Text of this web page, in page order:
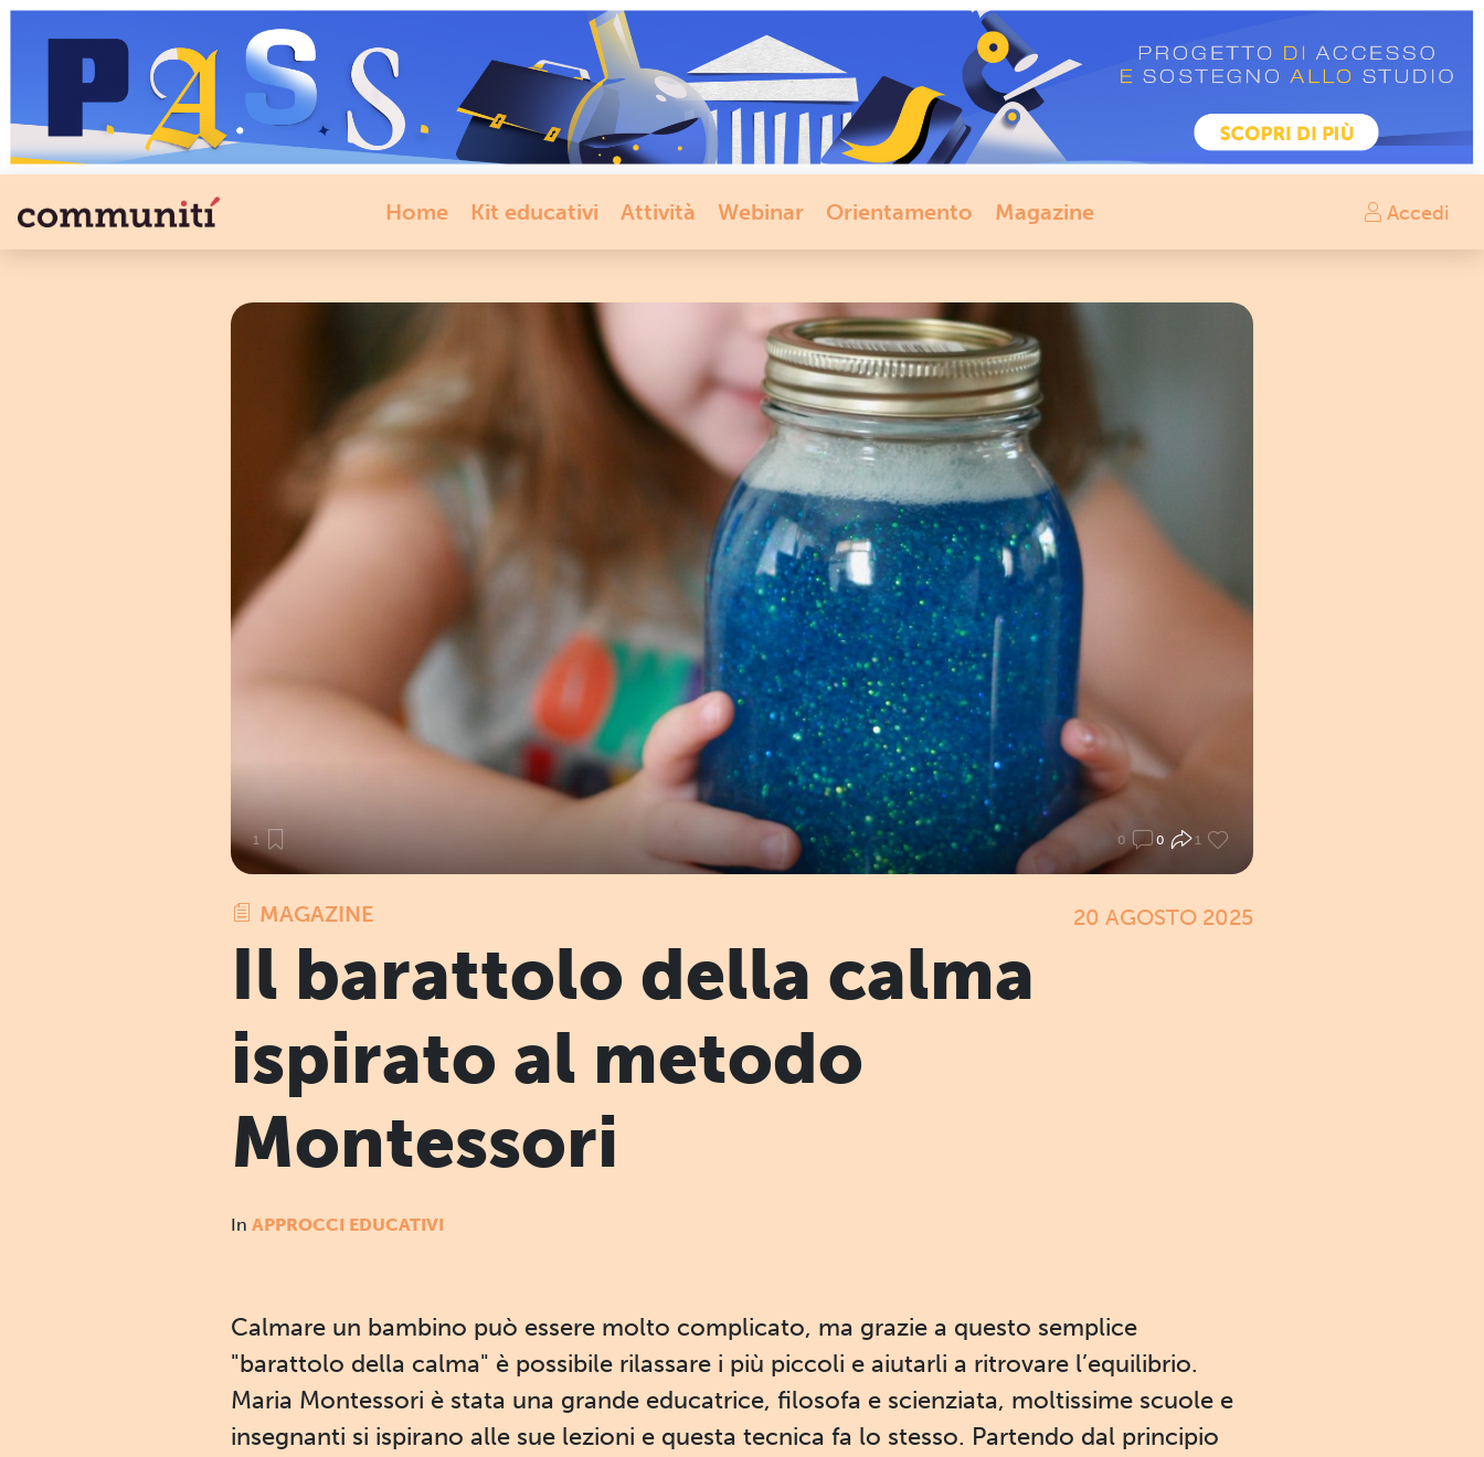
Home Kit educativi Attività Webinar Orientamento Magazine Accedi
1 0 0 1
MAGAZINE 20 AGOSTO 2025
Il barattolo della calma
ispirato al metodo
Montessori
In APPROCCI EDUCATIVI
Calmare un bambino può essere molto complicato, ma grazie a questo semplice
"barattolo della calma" è possibile rilassare i più piccoli e aiutarli a ritrovare l’equilibrio.
Maria Montessori è stata una grande educatrice, filosofa e scienziata, moltissime scuole e
insegnanti si ispirano alle sue lezioni e questa tecnica fa lo stesso. Partendo dal principio